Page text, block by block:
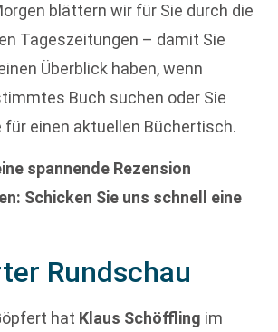
blättern wir für Sie durch die
Tageszeitungen – damit Sie
Überblick haben, wenn
Buch suchen oder Sie
für einen aktuellen Büchertisch.
spannende Rezension
Schicken Sie uns schnell eine
Rundschau
hat Klaus Schöffling im